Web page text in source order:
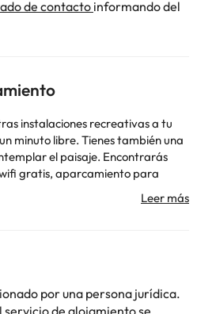
de contactoinformando del
instalaciones recreativas a tu
minuto libre. Tienes también una
el paisaje. Encontrarás
gratis, aparcamiento para
La clasificación oficial por
sido otorgada por ATOUT
recreativas a tu disposición,
Tienes también una terraza
paisaje. Encontrarás además
aparcamiento para bicicletas y
por una persona jurídica.
de alojamiento se